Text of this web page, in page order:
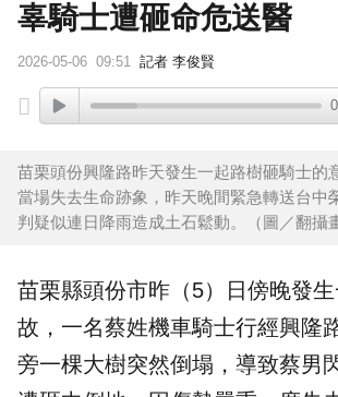
辜騎士遭砸命危送醫
2026-05-06 09:51 記者 李俊賢
苗栗頭份興隆路昨天發生一起路樹砸騎士的
當場失去生命跡象，昨天晚間緊急轉送台中
判疑似連日降雨造成土石鬆動。（圖／翻攝
苗栗縣頭份市昨（5）日傍晚發
故，一名蔡姓機車騎士行經興隆
旁一棵大樹突然倒塌 ，導致蔡男